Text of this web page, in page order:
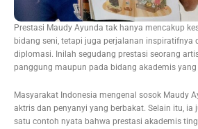
Prestasi Maudy Ayunda tak hanya mencakup
bidang seni, tetapi juga perjalanan inspiratifnya
diplomasi. Inilah segudang prestasi seorang
panggung maupun pada bidang akademis yang
Masyarakat Indonesia mengenal sosok Maudy
aktris dan penyanyi yang berbakat. Selain itu, ia
satu contoh nyata bahwa prestasi akademis